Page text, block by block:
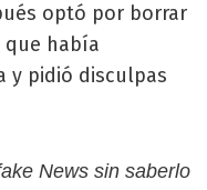
optó por borrar
que había
y pidió disculpas
News sin saberlo